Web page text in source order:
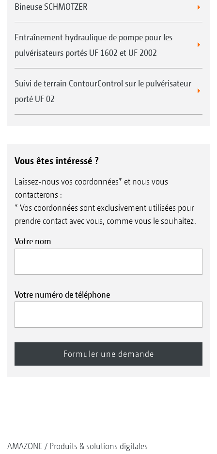
Bineuse SCHMOTZER
Entraînement hydraulique de pompe pour les
pulvérisateurs portés UF 1602 et UF 2002
Suivi de terrain ContourControl sur le pulvérisateur
porté UF 02
Vous êtes intéressé ?
Laissez-nous vos coordonnées* et nous vous
contacterons :
* Vos coordonnées sont exclusivement utilisées pour
prendre contact avec vous, comme vous le souhaitez.
Votre nom
Votre numéro de téléphone
AMAZONE
Produits & solutions digitales